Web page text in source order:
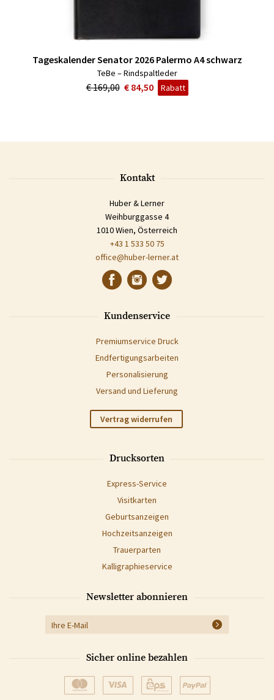
Tageskalender Senator 2026 Palermo A4 schwarz
TeBe – Rindspaltleder
€ 169,00 € 84,50 Rabatt
Kontakt
Huber & Lerner
Weihburggasse 4
1010 Wien, Österreich
+43 1 533 50 75
office@huber-lerner.at
Kundenservice
Premiumservice Druck
Endfertigungsarbeiten
Personalisierung
Versand und Lieferung
Vertrag widerrufen
Drucksorten
Express-Service
Visitkarten
Geburtsanzeigen
Hochzeitsanzeigen
Trauerparten
Kalligraphieservice
Newsletter abonnieren
Sicher online bezahlen